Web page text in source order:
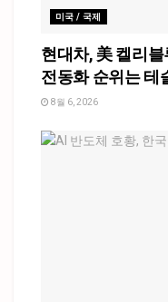
미국 / 국제
현대차, 美 켈리블
전동화 순위는 테
8월 6, 2026